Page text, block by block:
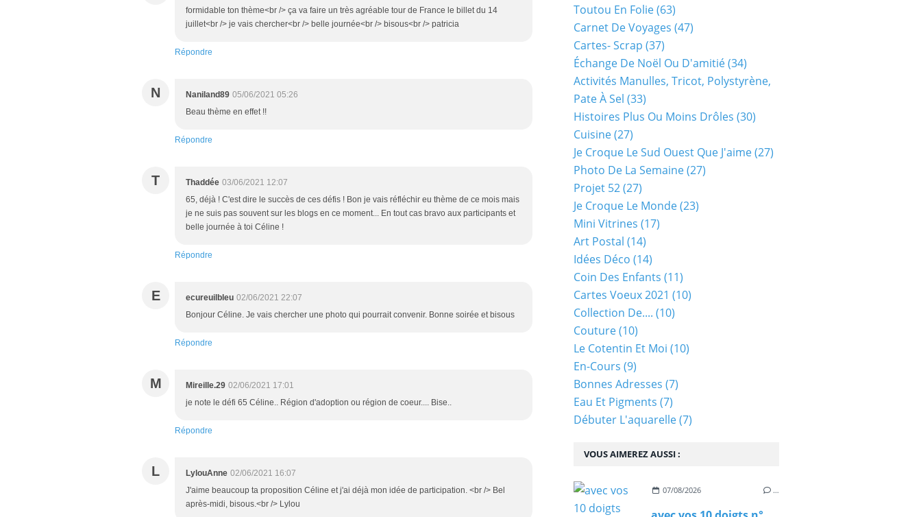
formidable ton thème<br /> ça va faire un très agréable tour de France le billet du 14
juillet<br /> je vais chercher<br /> belle journée<br /> bisous<br /> patricia
Répondre
N Naniland89 05/06/2021 05:26
Beau thème en effet !!
Répondre
T Thaddée 03/06/2021 12:07
65, déjà ! C'est dire le succès de ces défis ! Bon je vais réfléchir eu thème de ce mois mais
je ne suis pas souvent sur les blogs en ce moment... En tout cas bravo aux participants et
belle journée à toi Céline !
Répondre
E ecureuilbleu 02/06/2021 22:07
Bonjour Céline. Je vais chercher une photo qui pourrait convenir. Bonne soirée et bisous
Répondre
M Mireille.29 02/06/2021 17:01
je note le défi 65 Céline.. Région d'adoption ou région de coeur.... Bise..
Répondre
L LylouAnne 02/06/2021 16:07
J'aime beaucoup ta proposition Céline et j'ai déjà mon idée de participation. <br /> Bel
après-midi, bisous.<br /> Lylou
VOUS AIMEREZ AUSSI :
07/08/2026 …
Toutou En Folie(63)
Carnet De Voyages (47)
Cartes- Scrap (37)
Échange De Noël Ou D'amitié(34)
Activités Manulles, Tricot, Polystyrène,
Pate À Sel (33)
Histoires Plus Ou Moins Drôles (30)
Cuisine(27)
Je Croque Le Sud Ouest Que J'aime(27)
Photo De La Semaine(27)
Projet 52(27)
Je Croque Le Monde(23)
Mini Vitrines (17)
Art Postal (14)
Idées Déco (14)
Coin Des Enfants (11)
Cartes Voeux 2021 (10)
Collection De.... (10)
Couture(10)
Le Cotentin Et Moi (10)
En-Cours (9)
Bonnes Adresses (7)
Eau Et Pigments (7)
Débuter L'aquarelle(7)